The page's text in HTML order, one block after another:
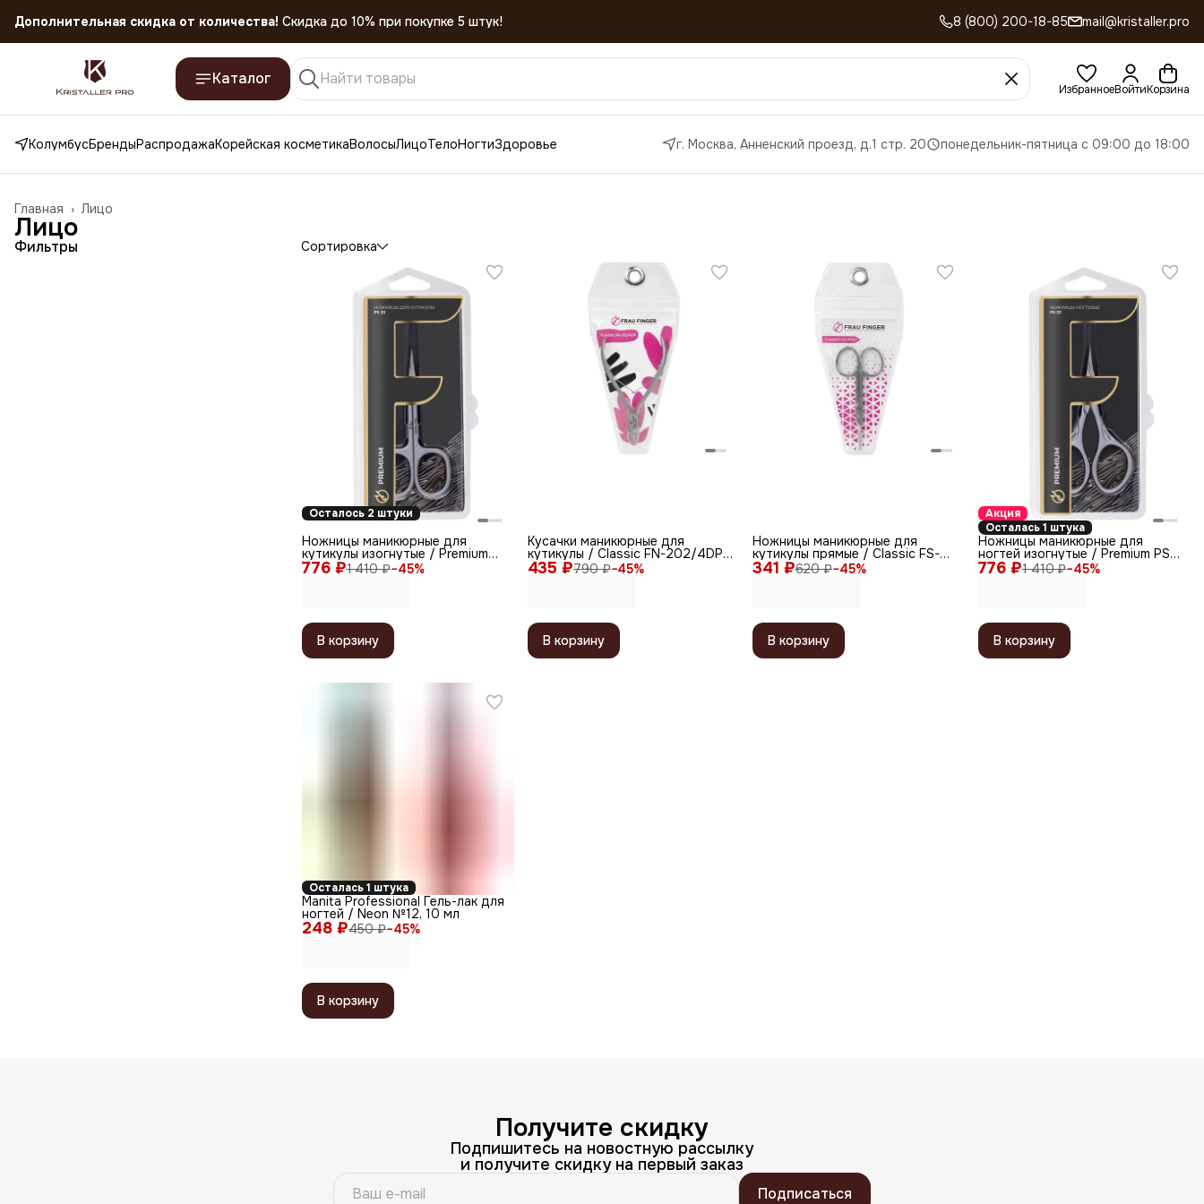
Скидка 45% на все товары до 31.07.2026
8 (800) 200-18-85 mail@kristaller.pro
Каталог
ИзбранноеВойтиКорзина
КолумбусБрендыРаспродажаКорейская косметикаВолосыЛицоТелоНогтиЗдоровье г. Москва, Анненский проезд, д.1 стр. 20 понедельник-пятница с 09:00 до 18:00
Лицо
Главная ›
Лицо
Фильтры Сортировка
Осталось 2 штуки
776 ₽1 410 ₽−45%
Ножницы маникюрные для
кутикулы изогнутые / Premium
PS 23, матовые, ручная заточка,
В корзину
435 ₽790 ₽−45%
Кусачки маникюрные для
кутикулы / Classic FN-202/4DP,
двойная пружина, ручная
В корзину
341 ₽620 ₽−45%
Ножницы маникюрные для
кутикулы прямые / Classic FS-
117SP, глянцевые, ручная
В корзину
Акция
Осталась 1 штука
776 ₽1 410 ₽−45%
Ножницы маникюрные для
ногтей изогнутые / Premium PS
22, матовые, ручная заточка,
В корзину
Осталась 1 штука
248 ₽450 ₽−45%
Manita Professional Гель-лак для
ногтей / Neon №12, 10 мл
В корзину
Получите скидку
Подпишитесь на новостную рассылку
и получите скидку на первый заказ
Подписаться